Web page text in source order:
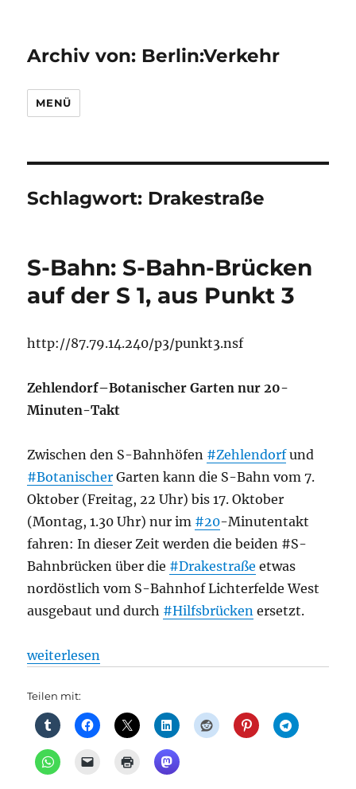
Archiv von: Berlin:Verkehr
MENÜ
Schlagwort: Drakestraße
S-Bahn: S-Bahn-Brücken
auf der S 1, aus Punkt 3
http://87.79.14.240/p3/punkt3.nsf
Zehlendorf–Botanischer Garten nur 20-
Minuten-Takt
Zwischen den S-Bahnhöfen #Zehlendorfund
#Botanischer Garten kann die S-Bahn vom 7.
Oktober (Freitag, 22 Uhr) bis 17. Oktober
(Montag, 1.30 Uhr) nur im #20-Minutentakt
fahren: In dieser Zeit werden die beiden #S-
Bahnbrücken über die #Drakestraße etwas
nordöstlich vom S-Bahnhof Lichterfelde West
ausgebaut und durch #Hilfsbrücken ersetzt.
„S-Bahn: S-Bahn-Brücken auf der S 1, aus Punkt 3“
weiterlesen
Teilen mit: